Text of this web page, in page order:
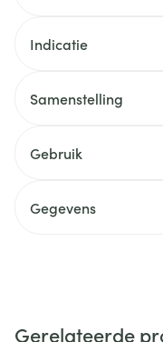
Indicatie
Samenstelling
Gebruik
Gegevens
Gerelateerde